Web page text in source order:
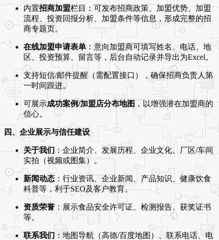
内置招商加盟栏目：可发布招商政策、加盟优势、加盟
流程、投资回报分析、加盟条件等信息，形成完整的招
商专题页。
在线加盟申请表单：意向加盟商可填写姓名、电话、地
区、投资预算、留言等，后台自动记录并导出为Excel。
支持短信/邮件提醒（需配置接口），确保招商负责人第
一时间跟进。
可展示成功案例/加盟店分布地图 ，以增强潜在加盟商的
信心。
四、企业展示与信任建设
关于我们：企业简介、发展历程、企业文化、厂区/车间
实拍（视频或图集）。
新闻动态 ：行业资讯、企业新闻、产品知识、健康饮食
科普等，利于SEO及客户教育。
资质荣誉 ：展示食品安全许可证、检测报告、获奖证书
等。
联系我们：地图导航（高德/百度地图）、联系电话、电